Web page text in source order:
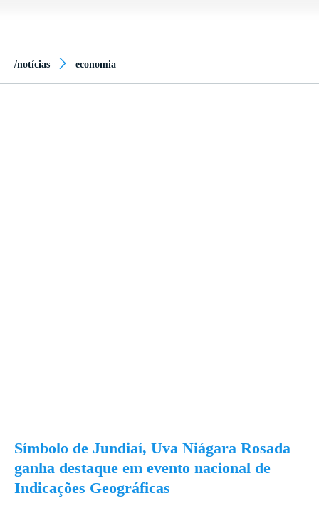
/notícias economia
Símbolo de Jundiaí, Uva Niágara Rosada
ganha destaque em evento nacional de
Indicações Geográficas